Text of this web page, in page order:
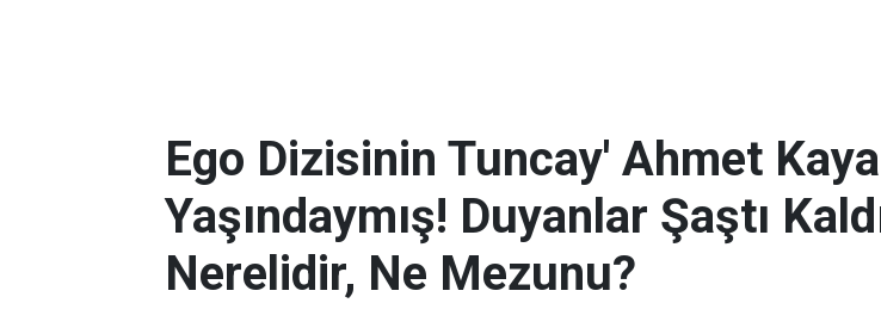
Ego Dizisinin Tuncay' Ahmet
Yaşındaymış! Duyanlar Şaştı
Nerelidir, Ne Mezunu?